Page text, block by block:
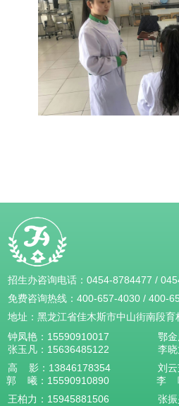
招生办咨询电话：0454-8784477 /
免费咨询热线：400-657-4030 /400-
地址：黑龙江省佳木斯市中山街南段育
钟凤艳： 15590910017 鄂金
张玉凡： 15636485122 李晓
高 影： 13846178354
刘
郭 曦： 15590910890 李
王柏力： 15945881506 张振